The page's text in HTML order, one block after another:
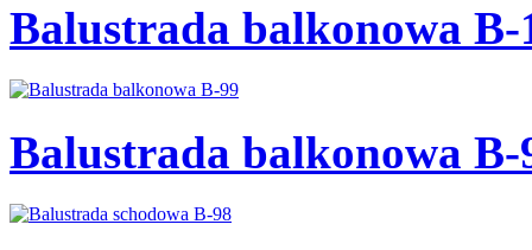
Balustrada balkonowa B-
Balustrada balkonowa B-